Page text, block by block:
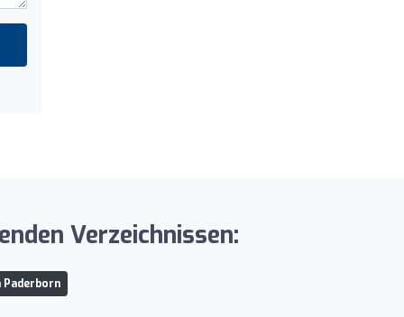
Verzeichnissen:
Paderborn